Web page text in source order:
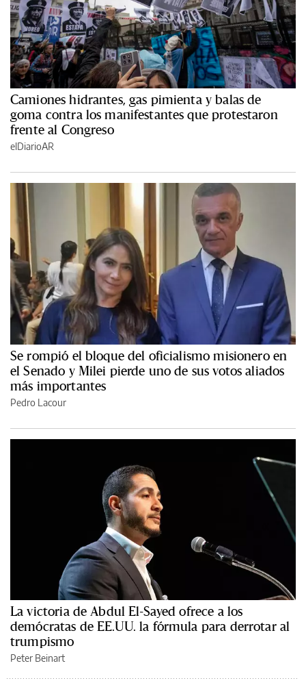
Camiones hidrantes, gas pimienta y balas de
goma contra los manifestantes que protestaron
frente al Congreso
elDiarioAR
Se rompió el bloque del oficialismo misionero en
el Senado y Milei pierde uno de sus votos aliados
más importantes
Pedro Lacour
La victoria de Abdul El-Sayed ofrece a los
demócratas de EE.UU. la fórmula para derrotar al
trumpismo
Peter Beinart